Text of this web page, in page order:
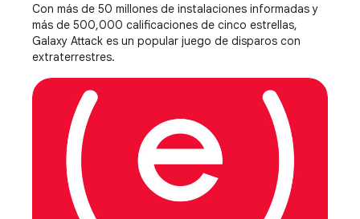
Con más de 50 millones de instalaciones informadas y
más de 500,000 calificaciones de cinco estrellas,
Galaxy Attack es un popular juego de disparos con
extraterrestres.